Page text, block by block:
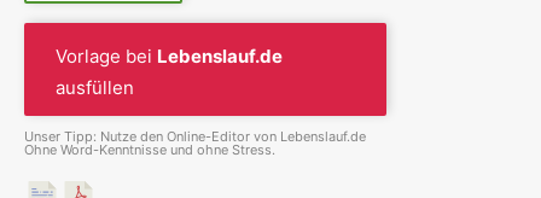
Vorlage bei Lebenslauf.de
ausfüllen
Unser Tipp: Nutze den Online-Editor von Lebenslauf.de
Ohne Word-Kenntnisse und ohne Stress.